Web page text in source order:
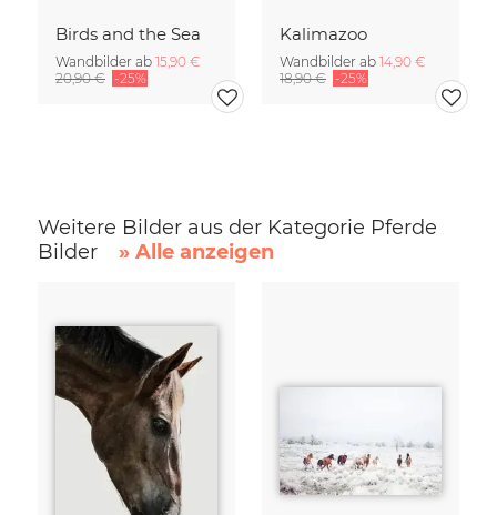
Birds and the Sea
Wandbilder ab 15,90 €
20,90 € -25%
Kalimazoo
Wandbilder ab 14,90 €
18,90 € -25%
Weitere Bilder aus der Kategorie Pferde
Bilder
» Alle anzeigen